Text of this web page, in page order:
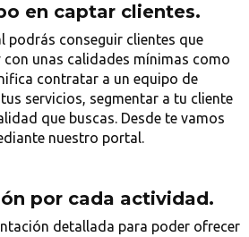
en captar clientes.
podrás conseguir clientes que
con unas calidades mínimas como
contratar a un equipo de
servicios, segmentar a tu cliente
que buscas. Desde te vamos
nuestro portal.
por cada actividad.
detallada para poder ofrecer